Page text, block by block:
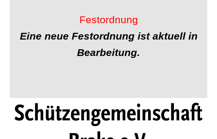
Festordnung
Eine neue Festordnung ist aktuell in
Bearbeitung.